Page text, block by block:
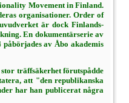
Movement in Finland.
organi­sationer. Order of
är dock Finlands­
En dokumentärserie av
av Åbo akade­mis
träffsäkerhet förutspådde
att "den repu­blikanska
har han publicerat några